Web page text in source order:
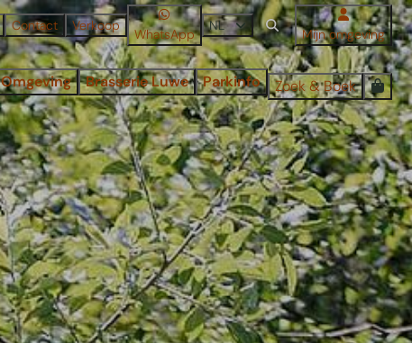
Contact Verkoop
WhatsApp
NL
Mijn omgeving
Omgeving Brasserie Luwe Parkinfo Zoek & Boek